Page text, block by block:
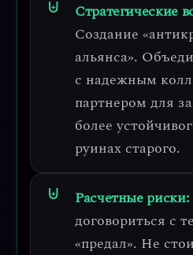
Стратегические
Создание
альянса».
с надежным
партнером для
более
руинах старого.
Расчетные риски:
договориться с
«предал». Не